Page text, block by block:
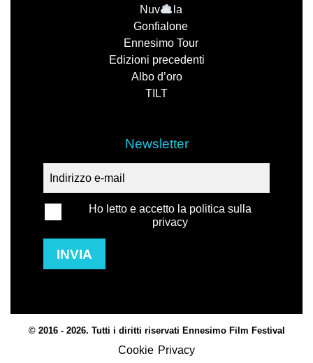
Nuv
la
Gonfialone
Ennesimo Tour
Edizioni precedenti
Albo d’oro
TILT
Newsletter
Ho letto e accetto la politica sulla
privacy
INVIA
© 2016 - 2026. Tutti i diritti riservati Ennesimo Film Festival
Cookie Privacy